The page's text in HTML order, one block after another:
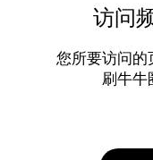
访问
您所要访问的
刷牛牛